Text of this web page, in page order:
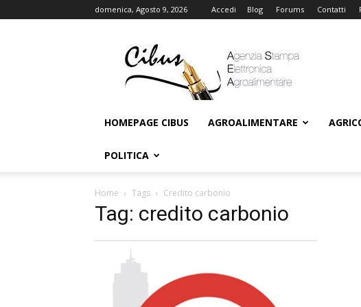
domenica, Agosto 9, 2026 Accedi Blog Forums Contatti
Online
HOMEPAGE CIBUS AGROALIMENTARE
POLITICA
Home Tags Credito carbonio
Tag: credito carbonio